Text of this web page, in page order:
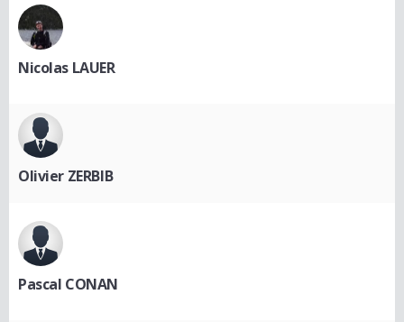
Nicolas LAUER
Olivier ZERBIB
Pascal CONAN